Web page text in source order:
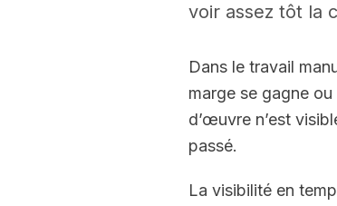
voir assez tôt la
Dans le travail
marge se gagne
d’œuvre n’est
passé.
La visibilité en